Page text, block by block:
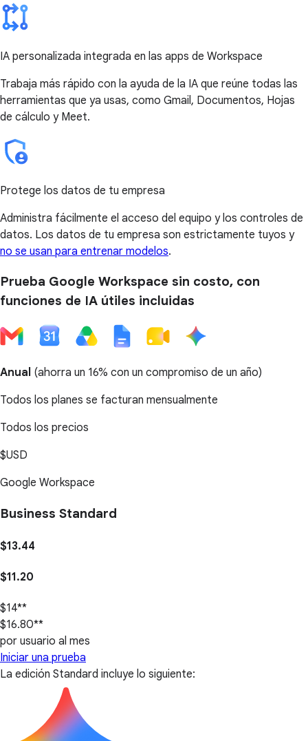
IA personalizada integrada en las apps de Workspace
Trabaja más rápido con la ayuda de la IA que reúne todas las
herramientas que ya usas, como Gmail, Documentos, Hojas
de cálculo y Meet.
Protege los datos de tu empresa
Administra fácilmente el acceso del equipo y los controles de
datos. Los datos de tu empresa son estrictamente tuyos y
no se usan para entrenar modelos.
Prueba Google Workspace sin costo, con
funciones de IA útiles incluidas
Anual (ahorra un 16% con un compromiso de un año)
Todos los planes se facturan mensualmente
Todos los precios
$USD
Google Workspace
Business Standard
$13.44
$11.20
$14**
$16.80**
por usuario al mes
Iniciar una prueba
La edición Standard incluye lo siguiente: